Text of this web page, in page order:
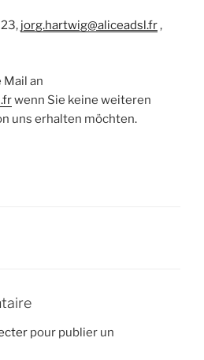
jorg.hartwig@aliceadsl.fr,
an
wenn Sie keine weiteren
uns erhalten möchten.
pour publier un